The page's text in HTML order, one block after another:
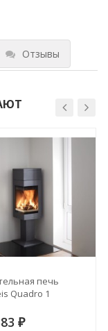
Отзывы
печь
Quadro 1
₽